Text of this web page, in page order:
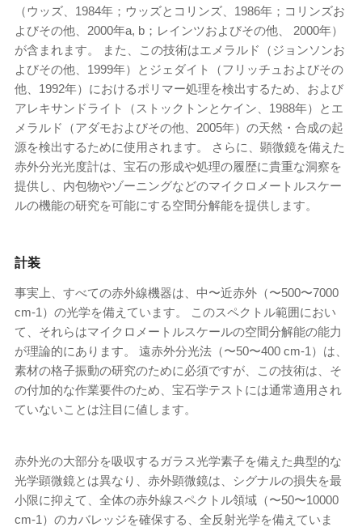
（ウッズ、1984年；ウッズとコリンズ、1986年；コリンズお
よびその他、2000年a, b；レインツおよびその他、 2000年）
が含まれます。 また、この技術はエメラルド（ジョンソンお
よびその他、1999年）とジェダイト（フリッチュおよびその
他、1992年）におけるポリマー処理を検出するため、および
アレキサンドライト（ストックトンとケイン、1988年）とエ
メラルド（アダモおよびその他、2005年）の天然・合成の起
源を検出するために使用されます。 さらに、顕微鏡を備えた
赤外分光光度計は、宝石の形成や処理の履歴に貴重な洞察を
提供し、内包物やゾーニングなどのマイクロメートルスケー
ルの機能の研究を可能にする空間分解能を提供します。
計装
事実上、すべての赤外線機器は、中〜近赤外（〜500〜7000
cm-1 ）の光学を備えています。 このスペクトル範囲におい
て、それらはマイクロメートルスケールの空間分解能の能力
が理論的にあります。 遠赤外分光法（〜50〜400 cm-1 ）は、
素材の格子振動の研究のために必須ですが、この技術は、そ
の付加的な作業要件のため、宝石学テストには通常適用され
ていないことは注目に値します。
赤外光の大部分を吸収するガラス光学素子を備えた典型的な
光学顕微鏡とは異なり、赤外顕微鏡は、シグナルの損失を最
小限に抑えて、全体の赤外線スペクトル領域（〜50〜10000
cm-1 ）のカバレッジを確保する、全反射光学を備えていま